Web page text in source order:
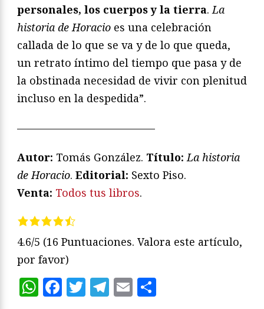
personales, los cuerpos y la tierra.La
historia de Horacio es una celebración
callada de lo que se va y de lo que queda,
un retrato íntimo del tiempo que pasa y de
la obstinada necesidad de vivir con plenitud
incluso en la despedida”.
—————————————
Autor: Tomás González. Título:La historia
de Horacio. Editorial: Sexto Piso.
Venta: Todos tus libros.
4.6/5 (16 Puntuaciones. Valora este artículo,
por favor)
WhatsApp
Facebook
Twitter
Telegram
Email